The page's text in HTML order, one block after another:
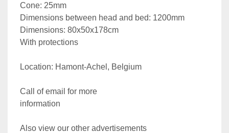
Cone: 25mm
Dimensions between head and bed: 1200mm
Dimensions: 80x50x178cm
With protections
Location: Hamont-Achel, Belgium
Call of email for more
information
Also view our other advertisements